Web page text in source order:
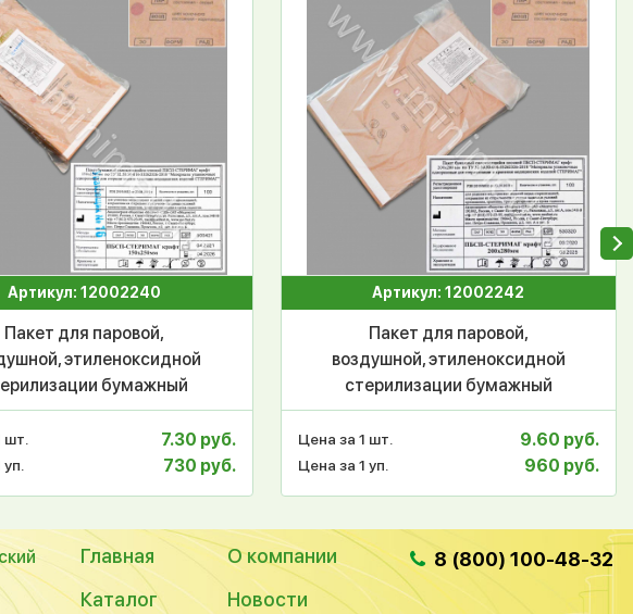
Артикул: 12002240
Пакет для паровой,
этиленоксидной
бумажный
самоклеящийся
ПБСП-СтериМаг
150*250, уп.100шт
шт. 7.30 руб.
уп. 730 руб.
Артикул: 12002242
Пакет для паровой,
воздушной, этиленоксидной
стерилизации бумажный
(крафт) самоклеящийся
плоский ПБСП-СтериМаг
200*280, уп.100шт
Цена за 1 шт. 9.60 руб.
Цена за 1 уп. 960 руб.
Главная
О компании
Каталог
Новости
8 (800) 100-48-32